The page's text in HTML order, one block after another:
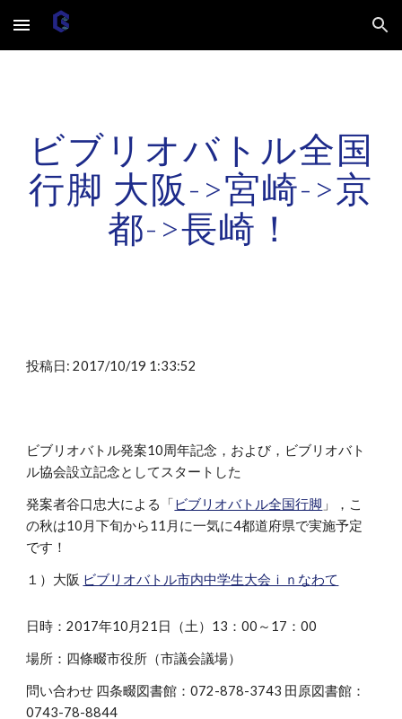
Skip to main content Skip to navigation
ビブリオバトル全国
行脚 大阪->宮崎->京
都->長崎！
投稿日: 2017/10/19 1:33:52
ビブリオバトル発案10周年記念，および，ビブリオバト
ル協会設立記念としてスタートした
発案者谷口忠大による「ビブリオバトル全国行脚 」，こ
の秋は10月下旬から11月に一気に4都道府県で実施予定
です！
１）大阪 ビブリオバトル市内中学生大会ｉｎなわて
日時：2017年10月21日（土）13：00～17：00
場所：四條畷市役所（市議会議場）
問い合わせ 四条畷図書館：072-878-3743 田原図書館：
0743-78-8844